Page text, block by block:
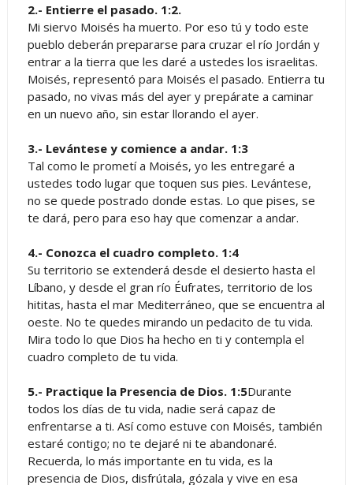
2.- Entierre el pasado. 1:2.
Mi siervo Moisés ha muerto. Por eso tú y todo este
pueblo deberán prepararse para cruzar el río Jordán y
entrar a la tierra que les daré a ustedes los israelitas.
Moisés, representó para Moisés el pasado. Entierra tu
pasado, no vivas más del ayer y prepárate a caminar
en un nuevo año, sin estar llorando el ayer.
3.- Levántese y comience a andar. 1:3
Tal como le prometí a Moisés, yo les entregaré a
ustedes todo lugar que toquen sus pies. Levántese,
no se quede postrado donde estas. Lo que pises, se
te dará, pero para eso hay que comenzar a andar.
4.- Conozca el cuadro completo. 1:4
Su territorio se extenderá desde el desierto hasta el
Líbano, y desde el gran río Éufrates, territorio de los
hititas, hasta el mar Mediterráneo, que se encuentra al
oeste. No te quedes mirando un pedacito de tu vida.
Mira todo lo que Dios ha hecho en ti y contempla el
cuadro completo de tu vida.
5.- Practique la Presencia de Dios. 1:5Durante
todos los días de tu vida, nadie será capaz de
enfrentarse a ti. Así como estuve con Moisés, también
estaré contigo; no te dejaré ni te abandonaré.
Recuerda, lo más importante en tu vida, es la
presencia de Dios, disfrútala, gózala y vive en esa